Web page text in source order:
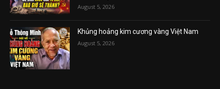
August 5, 2026
Khủng hoảng kim cương vàng Việt Nam
August 5, 2026